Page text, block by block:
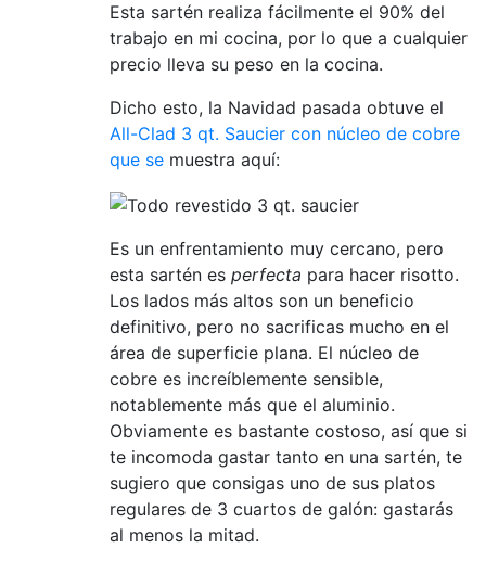
Esta sartén realiza fácilmente el 90% del
trabajo en mi cocina, por lo que a cualquier
precio lleva su peso en la cocina.
Dicho esto, la Navidad pasada obtuve el
All-Clad 3 qt. Saucier con núcleo de cobre
que se muestra aquí:
Es un enfrentamiento muy cercano, pero
esta sartén es perfecta para hacer risotto.
Los lados más altos son un beneficio
definitivo, pero no sacrificas mucho en el
área de superficie plana. El núcleo de
cobre es increíblemente sensible,
notablemente más que el aluminio.
Obviamente es bastante costoso, así que si
te incomoda gastar tanto en una sartén, te
sugiero que consigas uno de sus platos
regulares de 3 cuartos de galón: gastarás
al menos la mitad.